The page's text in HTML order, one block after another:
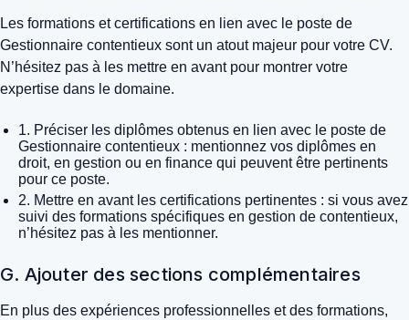
Les formations et certifications en lien avec le poste de
Gestionnaire contentieux sont un atout majeur pour votre CV.
N’hésitez pas à les mettre en avant pour montrer votre
expertise dans le domaine.
1. Préciser les diplômes obtenus en lien avec le poste de
Gestionnaire contentieux : mentionnez vos diplômes en
droit, en gestion ou en finance qui peuvent être pertinents
pour ce poste.
2. Mettre en avant les certifications pertinentes : si vous avez
suivi des formations spécifiques en gestion de contentieux,
n’hésitez pas à les mentionner.
G. Ajouter des sections complémentaires
En plus des expériences professionnelles et des formations,